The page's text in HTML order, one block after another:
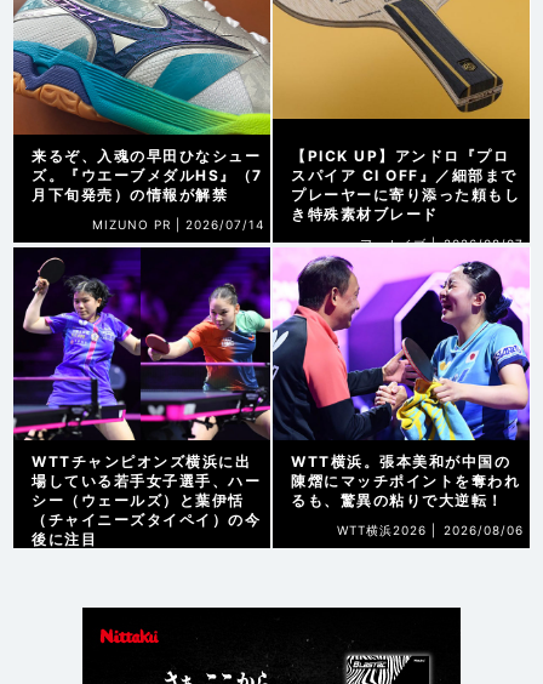
来るぞ、入魂の早田ひなシュー
ズ。『ウエーブメダルHS』（7
月下旬発売）の情報が解禁
MIZUNO PR | 2026/07/14
【PICK UP】アンドロ『プロ
スパイア CI OFF』／細部まで
プレーヤーに寄り添った頼もし
き特殊素材ブレード
アーカイブ | 2026/08/07
WTTチャンピオンズ横浜に出
場している若手女子選手、ハー
シー（ウェールズ）と葉伊恬
（チャイニーズタイペイ）の今
後に注目
WTT横浜。張本美和が中国の
陳熠にマッチポイントを奪われ
るも、驚異の粘りで大逆転！
WTT横浜2026 | 2026/08/06